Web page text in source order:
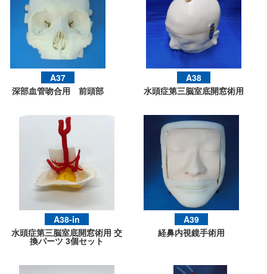
A37
深部血管吻合用 前頭部
A38
水頭症第三脳室底開窓術用
A38-in
水頭症第三脳室底開窓術用 交
換パーツ 3個セット
A39
経鼻内視鏡手術用